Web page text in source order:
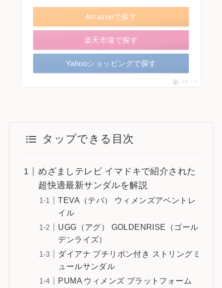
Amazonで探す
楽天市場で探す
Yahooショッピングで探す
ポチップ
タップできる目次
めざましテレビ イマドキで紹介された
超快適最新サンダルを解説
TEVA（テバ） ウィメンズアベントレ
イル
UGG（アグ） GOLDENRISE（ゴール
デンライズ）
ダイアナ プチリボン付き ストリングミ
ュールサンダル
PUMA ウィメンズ プラットフォーム